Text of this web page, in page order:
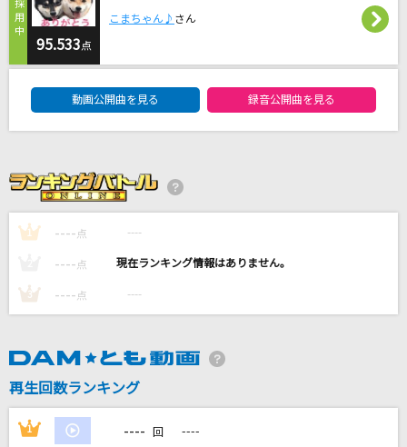
青のすみか
わたし
SixTONES
[生音]怪盗
back number
Surges
Orangestar (feat. IA & 初音ミク)
ピースサイン
WOW WAR TONIGHT～時には起こせよムーヴ
H Jungle With t
95.533点
こまちゃん♪ さん
動画公開曲を見る 録音公開曲を見る
1 ---- 点 ----
---- 点 ----
3 ---- 点 ----
再生回数ランキング
1 ---- 回 ----